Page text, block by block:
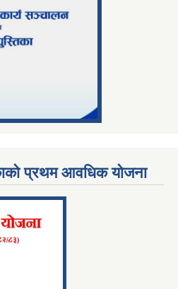
प्रथम आवधिक योजना